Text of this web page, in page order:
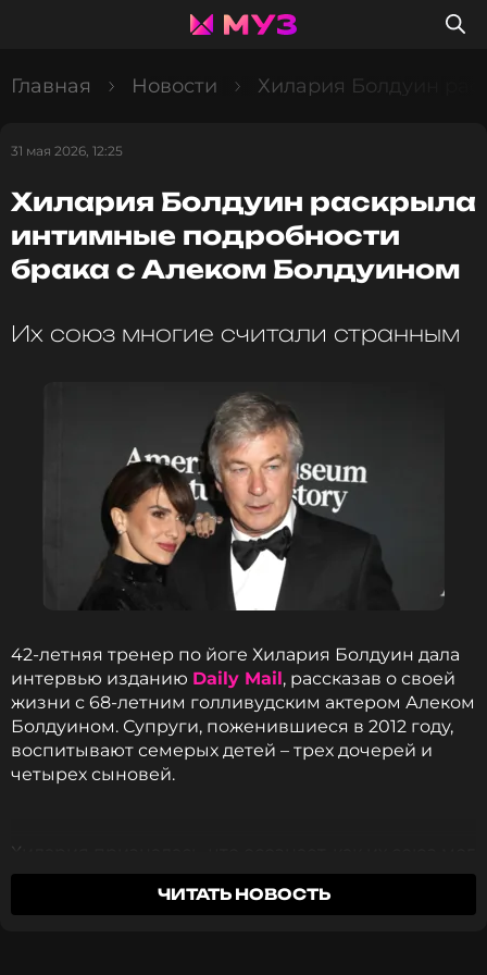
Главная Новости Хилария Болдуин
31 мая 2026, 12:25
Хилария Болдуин раскрыла
интимные подробности
брака с Алеком Болдуином
Их союз многие считали странным
42-летняя тренер по йоге Хилария Болдуин дала
интервью изданию Daily Mail, рассказав о своей
жизни с 68-летним голливудским актером Алеком
Болдуином. Супруги, поженившиеся в 2012 году,
воспитывают семерых детей – трех дочерей и
четырех сыновей.
Хилария призналась, что осознает, как их союз мог
восприниматься со стороны.
ЧИТАТЬ НОВОСТЬ